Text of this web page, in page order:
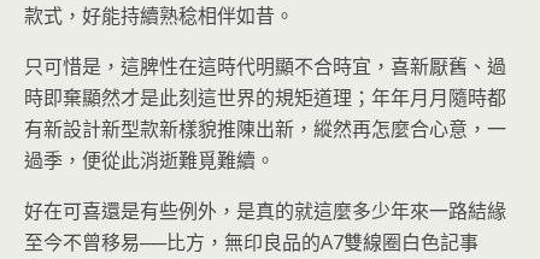
款式，好能持續熟稔相伴如昔。
只可惜是，這脾性在這時代明顯不合時宜，喜新厭舊、過
時即棄顯然才是此刻這世界的規矩道理；年年月月隨時都
有新設計新型款新樣貌推陳出新，縱然再怎麼合心意，一
過季，便從此消逝難覓難續。
好在可喜還是有些例外，是真的就這麼多少年來一路結緣
至今不曾移易──比方，無印良品的A7雙線圈白色記事